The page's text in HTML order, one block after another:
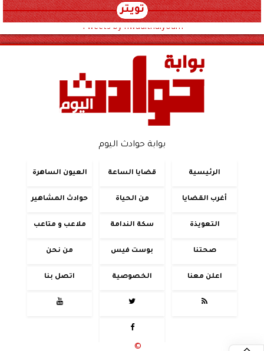
تويتر
Tweets by hwadithalyoum
بوابة حوادث اليوم
الرئيسية قضايا الساعة العيون الساهرة
أغرب القضايا من الحياة حوادث المشاهير
التعويذة سكة الندامة ملاعب و متاعب
صحتنا بوست فيس من نحن
اعلن معنا الخصوصية اتصل بنا




جميع الحقوق محفوظة ©